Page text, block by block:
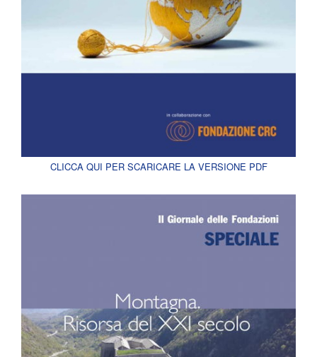
CLICCA QUI PER SCARICARE LA VERSIONE PDF